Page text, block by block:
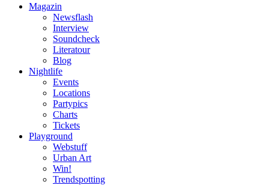
Magazin
Newsflash
Interview
Soundcheck
Literatour
Blog
Nightlife
Events
Locations
Partypics
Charts
Tickets
Playground
Webstuff
Urban Art
Win!
Trendspotting